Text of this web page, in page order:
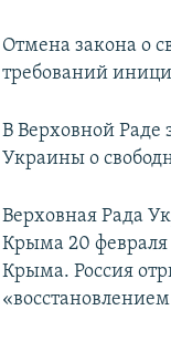
Отмена закона о
требований
В Верховной Раде
Украины о
Верховная Рада
Крыма 20
Крыма. Россия